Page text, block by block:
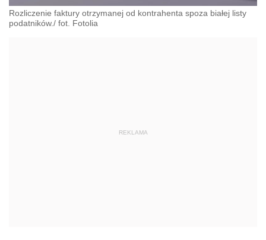
Rozliczenie faktury otrzymanej od kontrahenta spoza białej listy
podatników./ fot. Fotolia